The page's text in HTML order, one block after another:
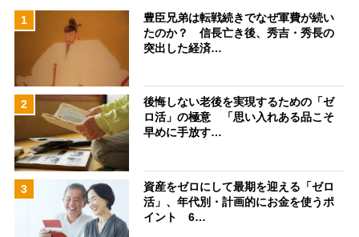
1
豊臣兄弟は転戦続きでなぜ軍費が続い
たのか？ 信長亡き後、秀吉・秀長の
突出した経済…
2
後悔しない老後を実現するための「ゼ
ロ活」の極意 「思い入れある品こそ
早めに手放す…
3
資産をゼロにして最期を迎える「ゼロ
活」、年代別・計画的にお金を使うポ
イント 6…